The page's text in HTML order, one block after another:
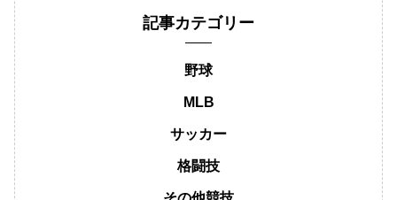
記事カテゴリー
野球
MLB
サッカー
格闘技